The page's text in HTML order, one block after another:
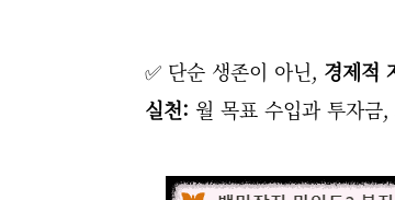
✅ 단순 생존이 아닌, 경제적
실천: 월 목표 수입과 투자금